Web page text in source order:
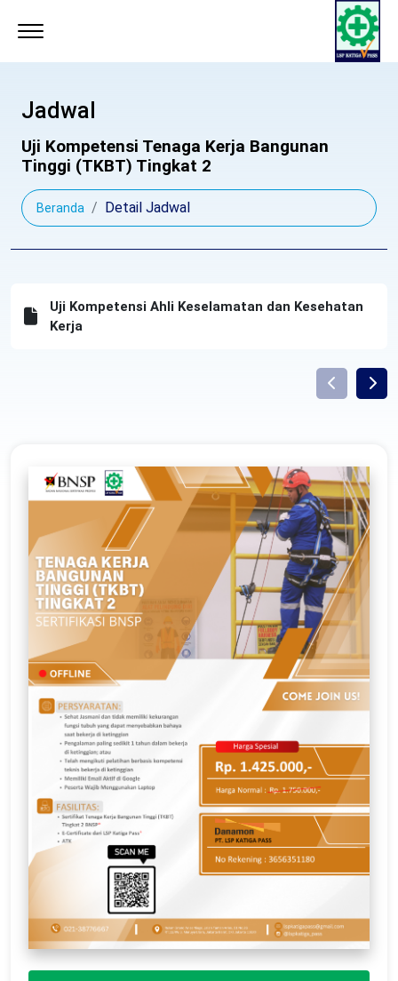
Jadwal
Uji Kompetensi Tenaga Kerja Bangunan
Tinggi (TKBT) Tingkat 2
Beranda Detail Jadwal
Uji Kompetensi Ahli Keselamatan dan Kesehatan
Kerja